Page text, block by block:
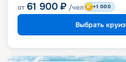
от 61 900 ₽ /чел +1 000
Выбрать круиз